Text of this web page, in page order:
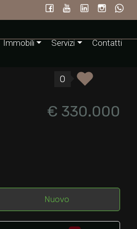
Immobili Servizi Contatti
0
€ 330.000
Nuovo